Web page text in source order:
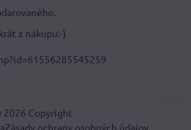
z nákupu:-)
2026 Copyright
Zásady ochrany osobných údajov